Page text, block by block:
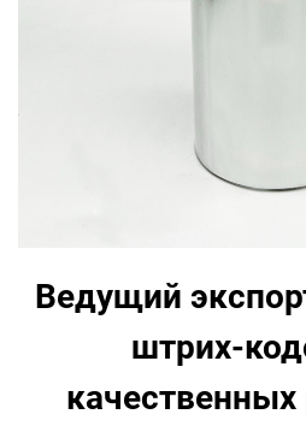
Ведущий
штрих-